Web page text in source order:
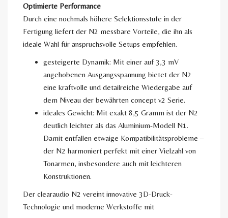
Optimierte Performance
Durch eine nochmals höhere Selektionsstufe in der
Fertigung liefert der N2 messbare Vorteile, die ihn als
ideale Wahl für anspruchsvolle Setups empfehlen.
gesteigerte Dynamik: Mit einer auf 3,3 mV
angehobenen Ausgangsspannung bietet der N2
eine kraftvolle und detailreiche Wiedergabe auf
dem Niveau der bewährten concept v2 Serie.
ideales Gewicht: Mit exakt 8,5 Gramm ist der N2
deutlich leichter als das Aluminium-Modell N1.
Damit entfallen etwaige Kompatibilitätsprobleme –
der N2 harmoniert perfekt mit einer Vielzahl von
Tonarmen, insbesondere auch mit leichteren
Konstruktionen.
Der clearaudio N2 vereint innovative 3D-Druck-
Technologie und moderne Werkstoffe mit